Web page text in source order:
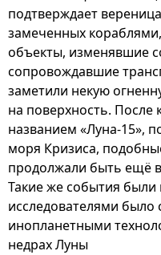
подтверждает
замеченных
объекты, изменявшие
сопровождавшие
заметили некую
на поверхность. После
названием «Луна-15»,
моря Кризиса,
продолжали быть ещё
Такие же события были
исследователями было
инопланетными
недрах Луны